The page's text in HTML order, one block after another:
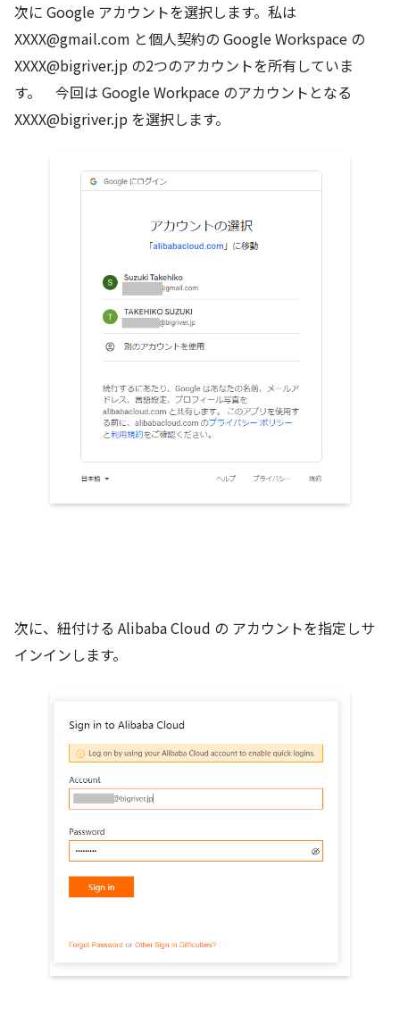
次に Google アカウントを選択します。私は
XXXX@gmail.com と個人契約の Google Workspace の
XXXX@bigriver.jp の2つのアカウントを所有していま
す。 今回は Google Workpace のアカウントとなる
XXXX@bigriver.jp を選択します。
次に、紐付ける Alibaba Cloud の アカウントを指定しサ
インインします。